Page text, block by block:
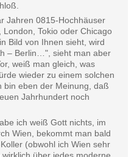
Jahren 0815-Hochhäuser
Tokio oder Chicago
Bild von Ihnen sieht, wird
– Berlin…", sieht man aber
weiß man gleich, was
wieder zu einem solchen
bin eben der Meinung, daß
Jahrhundert noch
ich weiß Gott nichts, im
Wien, bekommt man bald
(obwohl ich Wien sehr